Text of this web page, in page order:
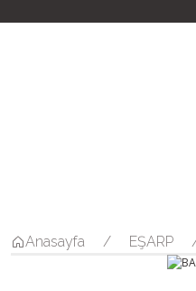
Anasayfa EŞARP